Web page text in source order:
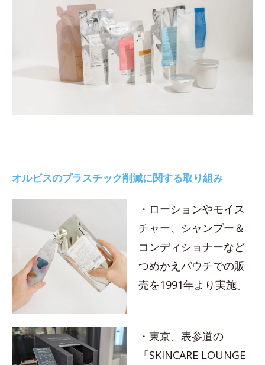
オルビスのプラスチック削減に関する取り組み
・ローションやモイス
チャー、シャンプー＆
コンディショナーなど
つめかえパウチでの販
売を1991年より実施。
・東京、表参道の
「SKINCARE LOUNGE